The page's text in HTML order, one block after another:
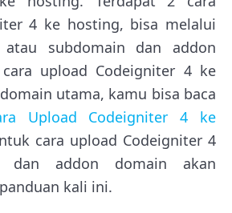
4 ke hosting, bisa melalui
subdomain dan addon
upload Codeigniter 4 ke
utama, kamu bisa baca
Upload Codeigniter 4 ke
cara upload Codeigniter 4
dan addon domain akan
kali ini.